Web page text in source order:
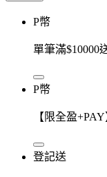
P幣
單筆滿$10000
P幣
【限全盈
登記送